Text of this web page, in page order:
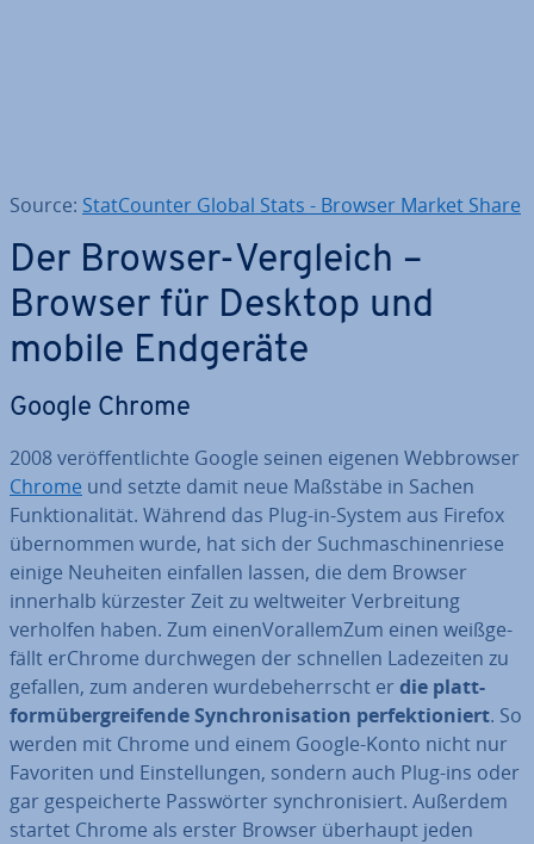
Source: Stat­Coun­ter Global Stats - Browser Market Share
Der Browser-Vergleich –
Browser für Desktop und
mobile Endgeräte
Google Chrome
2008 ver­öf­fent­lich­te Google seinen eigenen Web­brow­ser
Chrome und setzte damit neue Maßstäbe in Sachen
Funk­tio­na­li­tät. Während das Plug-in-System aus Firefox
über­nom­men wurde, hat sich der Such­ma­schi­nen­rie­se
einige Neuheiten einfallen lassen, die dem Browser
innerhalb kürzester Zeit zu welt­wei­ter Ver­brei­tung
verholfen haben. Zum ei­nen­Vor­al­lemZ­um einen weiß­ge­
fällt erChrome durch­we­gen der schnellen La­de­zei­ten zu
gefallen, zum anderen wur­de­be­herrscht er die platt­
form­über­grei­fen­de Syn­chro­ni­sa­ti­on per­fek­tio­niert. So
werden mit Chrome und einem Google-Konto nicht nur
Favoriten und Ein­stel­lun­gen, sondern auch Plug-ins oder
gar ge­spei­cher­te Pass­wör­ter syn­chro­ni­siert. Außerdem
startet Chrome als erster Browser überhaupt jeden